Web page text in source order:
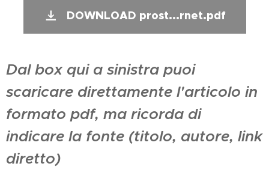
DOWNLOAD prost...rnet.pdf
Dal box qui a sinistra puoi
scaricare direttamente l'articolo in
formato pdf, ma ricorda di
indicare la fonte (titolo, autore, link
diretto)